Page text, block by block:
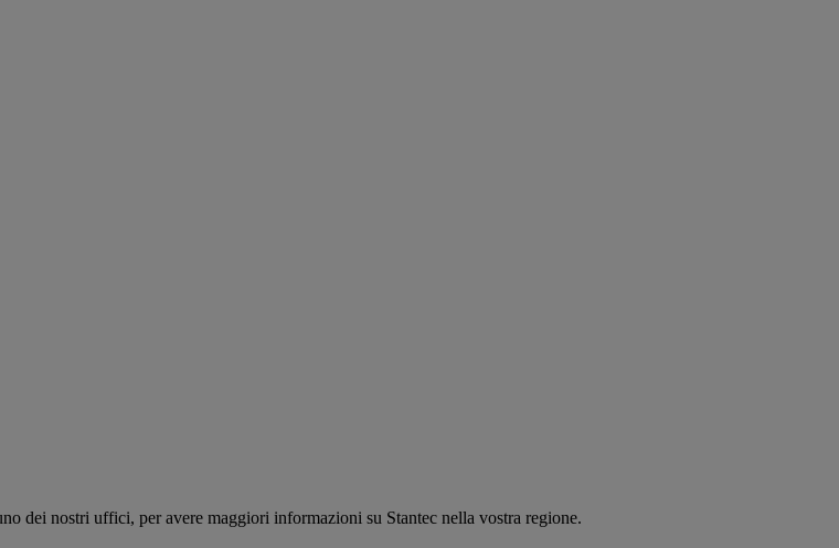
dei nostri uffici, per avere maggiori informazioni su Stantec nella vostra regione.